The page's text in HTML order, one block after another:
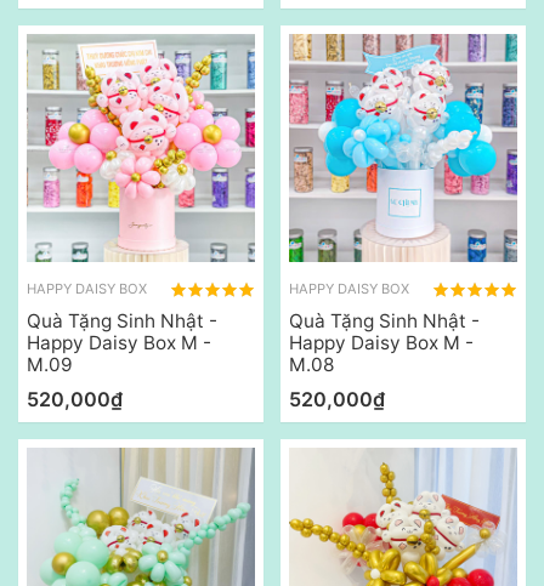
HAPPY DAISY BOX
Quà Tặng Sinh Nhật -
Happy Daisy Box M -
M.09
520,000₫
HAPPY DAISY BOX
Quà Tặng Sinh Nhật -
Happy Daisy Box M -
M.08
520,000₫